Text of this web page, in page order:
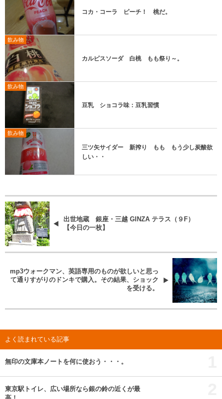
コカ・コーラ ピーチ！ 桃だ。
飲み物
カルピスソーダ 白桃 もも祭り～。
飲み物
豆乳 ショコラ味：豆乳習慣
飲み物
三ツ矢サイダー 新搾り もも もう少し炭酸欲
しい・・
出世地蔵 銀座・三越 GINZA テラス（９F）
【今日の一枚】
mp3ウォークマン、英語専用のものが欲しいと思っ
て通りすがりのドンキで購入。その結果、ショック
を受ける。
よく読まれている記事
無印の文庫本ノートを何に使おう・・・。
東京駅トイレ、広い場所なら銀の鈴の近くが最